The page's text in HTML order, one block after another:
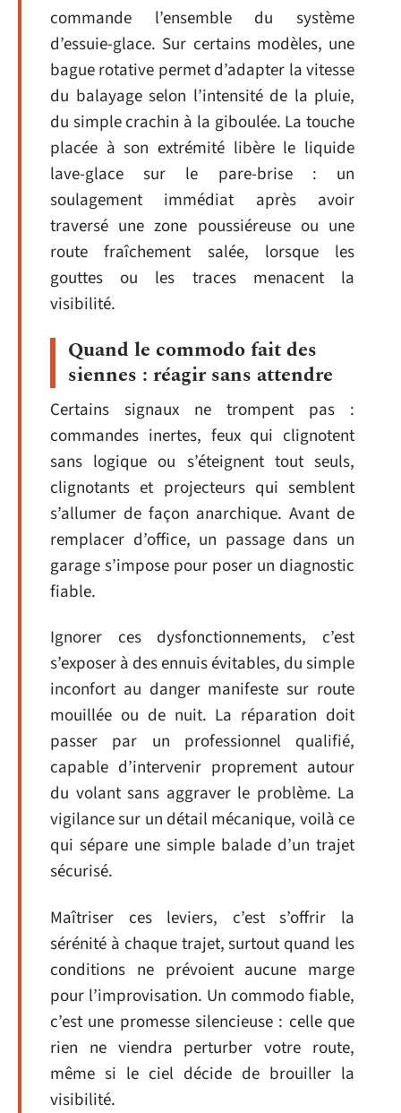
commande l’ensemble du système
d’essuie-glace. Sur certains modèles, une
bague rotative permet d’adapter la vitesse
du balayage selon l’intensité de la pluie,
du simple crachin à la giboulée. La touche
placée à son extrémité libère le liquide
lave-glace sur le pare-brise : un
soulagement immédiat après avoir
traversé une zone poussiéreuse ou une
route fraîchement salée, lorsque les
gouttes ou les traces menacent la
visibilité.
Quand le commodo fait des
siennes : réagir sans attendre
Certains signaux ne trompent pas :
commandes inertes, feux qui clignotent
sans logique ou s’éteignent tout seuls,
clignotants et projecteurs qui semblent
s’allumer de façon anarchique. Avant de
remplacer d’office, un passage dans un
garage s’impose pour poser un diagnostic
fiable.
Ignorer ces dysfonctionnements, c’est
s’exposer à des ennuis évitables, du simple
inconfort au danger manifeste sur route
mouillée ou de nuit. La réparation doit
passer par un professionnel qualifié,
capable d’intervenir proprement autour
du volant sans aggraver le problème. La
vigilance sur un détail mécanique, voilà ce
qui sépare une simple balade d’un trajet
sécurisé.
Maîtriser ces leviers, c’est s’offrir la
sérénité à chaque trajet, surtout quand les
conditions ne prévoient aucune marge
pour l’improvisation. Un commodo fiable,
c’est une promesse silencieuse : celle que
rien ne viendra perturber votre route,
même si le ciel décide de brouiller la
visibilité.